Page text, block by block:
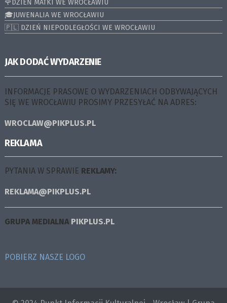
🌹DZIEŃ MATKI WE WROCŁAWIU
🎓JUWENALIA WE WROCŁAWIU
🇵🇱 DZIEŃ NIEPODLEGŁOŚCI WE WROCŁAWIU
JAK DODAĆ WYDARZENIE
INFORMACJE PRASOWE O WYDARZENIACH ODBYWAJĄCYCH
SIĘ WE WROCŁAWIU PROSIMY PRZESYŁAĆ NA ADRES:
WROCLAW@PIKPLUS.PL
REKLAMA
PYTANIA W SPRAWIE REKLAMY:
REKLAMA@PIKPLUS.PL
GRUPA MEDIALNA PIKPLUS.PL
POBIERZ NASZE LOGO